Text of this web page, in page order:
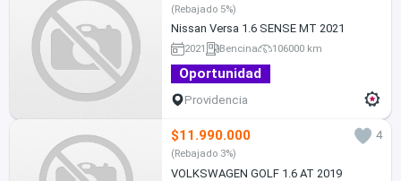
(Rebajado 5%)
Nissan Versa 1.6 SENSE MT 2021
2021 Bencina 106000 km
Oportunidad
Providencia
$11.990.000 4
(Rebajado 3%)
VOLKSWAGEN GOLF 1.6 AT 2019